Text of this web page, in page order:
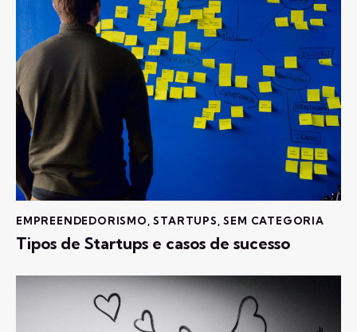
EMPREENDEDORISMO ,STARTUPS ,SEM CATEGORIA
Tipos de Startups e casos de sucesso